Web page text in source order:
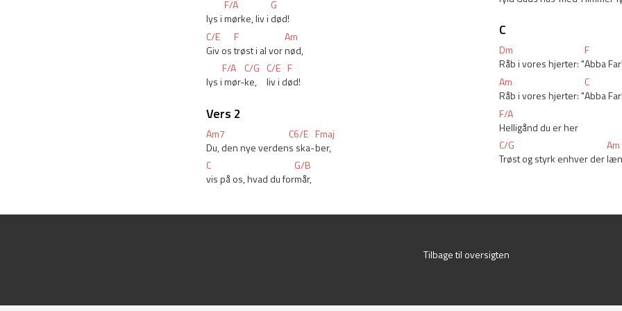
F/A
G
lys i mørke, liv i død!
C/E
F
Am
Giv os trøst i al vor nød,
F/A
C/G C/E F
lys i mør-ke, liv i død!
Vers 2
Am7 C6/E Fmaj
Du, den nye verdens ska-ber,
C
G/B
vis på os, hvad du formår,
C
Dm
F
Råb i vores hjerter: "Abba
Am
C
Råb i vores hjerter: "Abba
F/A
Helligånd du er her
C/G
Am
Trøst og styrk enhver der
Tilbage til oversigten